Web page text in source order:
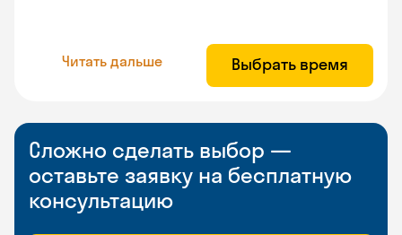
Читать дальше Выбрать время
Сложно сделать выбор —
оставьте заявку на бесплатную
консультацию